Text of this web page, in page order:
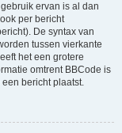
ervan is al dan
per bericht
De syntax van
tussen vierkante
het een grotere
omtrent BBCode is
bericht plaatst.